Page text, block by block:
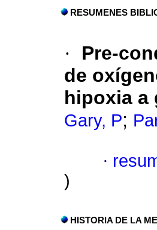
RESUMENES
·
Pre-
de
hipoxia a
Gary, P;
·
)
HISTORIA DE LA